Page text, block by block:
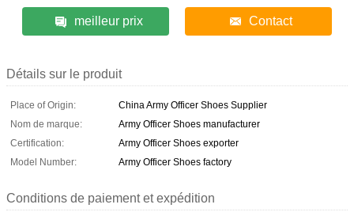
meilleur prix Contact
Détails sur le produit
Place of Origin:
China Army Officer Shoes Supplier
Nom de marque:
Army Officer Shoes manufacturer
Certification:
Army Officer Shoes exporter
Model Number:
Army Officer Shoes factory
Conditions de paiement et expédition